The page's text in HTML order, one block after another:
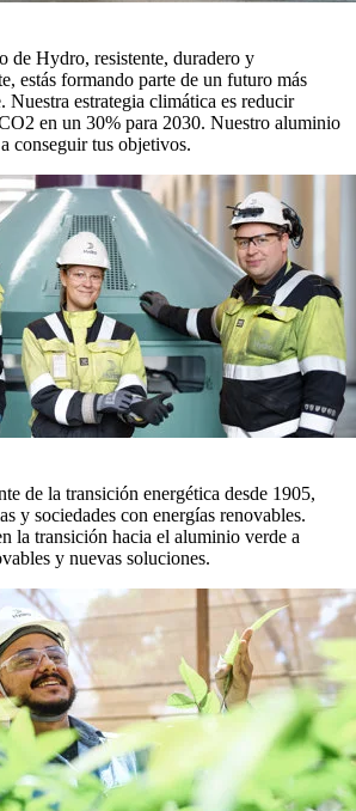
de Hydro, resistente, duradero y
estás formando parte de un futuro más
Nuestra estrategia climática es reducir
en un 30% para 2030. Nuestro aluminio
conseguir tus objetivos.
de la transición energética desde 1905,
y sociedades con energías renovables.
la transición hacia el aluminio verde a
y nuevas soluciones.